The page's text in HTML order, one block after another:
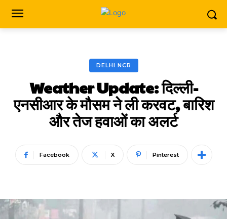
DELHI NCR
Weather Update: दिल्ली-
एनसीआर के मौसम ने ली करवट, बारिश
और तेज हवाओं का अलर्ट
Facebook X Pinterest